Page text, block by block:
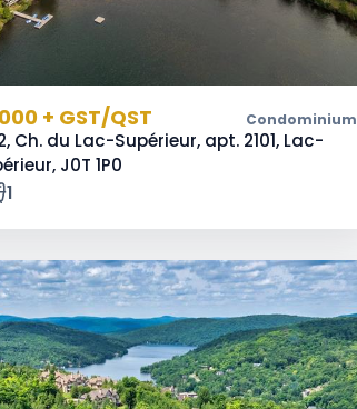
+ GST/QST Condominium
Ch. du Lac-Supérieur, apt. 2101, Lac-
J0T 1P0
1